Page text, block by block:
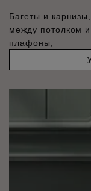
Багеты и
между потолком
плафоны,